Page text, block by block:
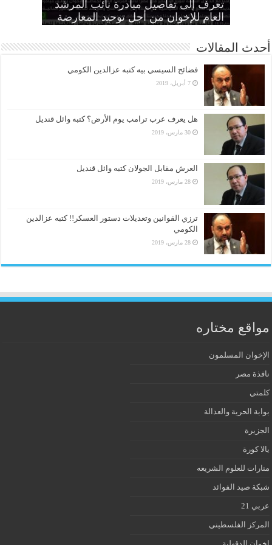
تعرف إلى تفاصيل مبادرة نائب المرشد
العام للإخوان من أجل توحيد المعارضة
مواطنين بهزلية النائب العام يؤكد تحول
القضاء لألعوبة في يد العسكر
الانتهاكات بحق المرأة وإطلاق سراح كل
الحرائر
الطاغية “واجب وطني وضرورة
اقتصادية”
أمين عام الإخوان: لا تصالح مع القتلة ولا
بديل عن القصاص
أحدث المقالات
فضائح السيسي بيه كتبه عزالدين الكومي
7 أبريل، 2019
هل يعرف عرب ترامب يوم الأرض؟ كتبه وائل قنديل
30 مارس، 2019
العرش مقابل الجولان كتبه وائل قنديل
28 مارس، 2019
ترزي القوانين وتعديلات دستور العسكر!! كتبه عزالدين
الكومي
28 مارس، 2019
مواقع مختاره
الإخوان المسلمون
نافذة مصر
كلمتي
بوابة الحرية والعدالة
الجزيرة
يالا كورة
منارات للعلوم الشريعه
شبكة صيد الفوائد
عربي 21
المركز الفلسطيني